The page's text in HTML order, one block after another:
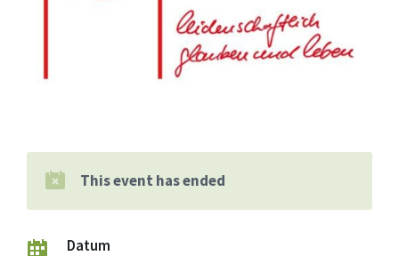
This event has ended
Datum